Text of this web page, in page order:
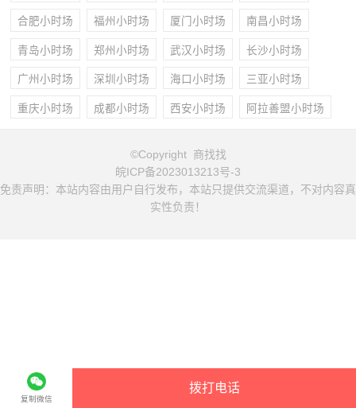
合肥小时场 福州小时场 厦门小时场 南昌小时场
青岛小时场 郑州小时场 武汉小时场 长沙小时场
广州小时场 深圳小时场 海口小时场 三亚小时场
重庆小时场 成都小时场 西安小时场 阿拉善盟小时场
©Copyright 商找找
皖ICP备2023013213号-3
免责声明：本站内容由用户自行发布，本站只提供交流渠道，不对内容真
实性负责！
复制微信
拨打电话